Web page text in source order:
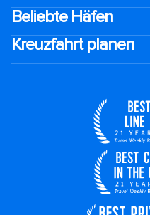
Beliebte Häfen
Kreuzfahrt planen